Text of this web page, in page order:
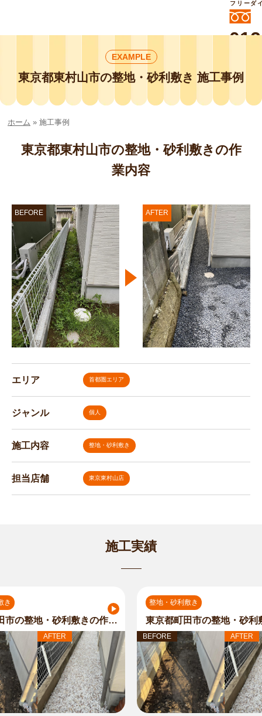
外構工事や庭リフォームは庭づくり業界
No.1チェーン店の
smileガーデンプチ庭づくり事業部にお
任せください！
フリーダ
EXAMPLE
東京都東村山市の整地・砂利敷き 施工事例
ホーム » 施工事例
東京都東村山市の整地・砂利敷きの作
業内容
BEFORE AFTER
エリア 首都圏エリア
ジャンル 個人
施工内容 整地・砂利敷き
担当店舗 東京東村山店
施工実績
き
東京都町田市の整地・砂利敷きの作業内容
AFTER
整地・砂利敷き
BEFORE AFTER